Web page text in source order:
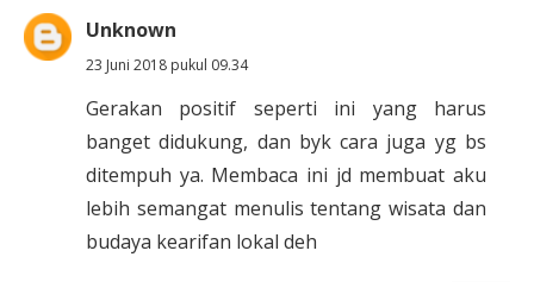
Unknown
23 Juni 2018 pukul 09.34
Gerakan positif seperti ini yang harus
banget didukung, dan byk cara juga yg bs
ditempuh ya. Membaca ini jd membuat aku
lebih semangat menulis tentang wisata dan
budaya kearifan lokal deh